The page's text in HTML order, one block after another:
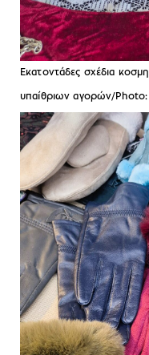
Εκατοντάδες σχέδια
υπαίθριων αγορών/Photo: